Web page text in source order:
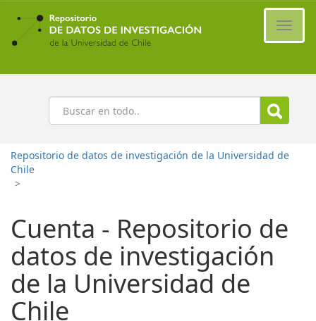
Ir
contenido
principal
Buscar
Repositorio de datos de investigación de la Universidad de
Chile
>
Cuenta - Repositorio de
datos de investigación
de la Universidad de
Chile